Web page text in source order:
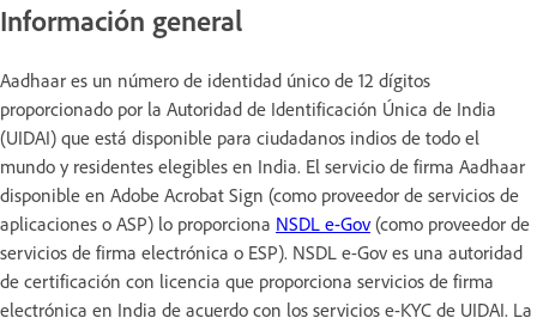
Información general
Aadhaar es un número de identidad único de 12 dígitos
proporcionado por la Autoridad de Identificación Única de India
(UIDAI) que está disponible para ciudadanos indios de todo el
mundo y residentes elegibles en India. El servicio de firma Aadhaar
disponible en Adobe Acrobat Sign (como proveedor de servicios de
aplicaciones o ASP) lo proporciona NSDL e-Gov (como proveedor de
servicios de firma electrónica o ESP). NSDL e-Gov es una autoridad
de certificación con licencia que proporciona servicios de firma
electrónica en India de acuerdo con los servicios e-KYC de UIDAI. La